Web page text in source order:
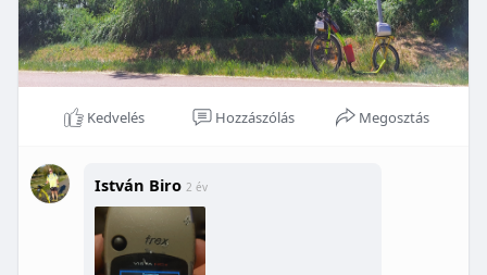
Kedvelés Hozzászólás Megosztás
István Biro 2 év